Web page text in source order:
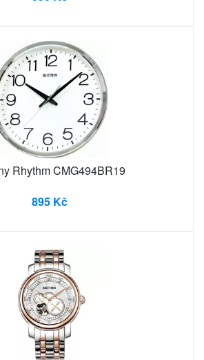
Rhythm CMG494BR19
895 Kč